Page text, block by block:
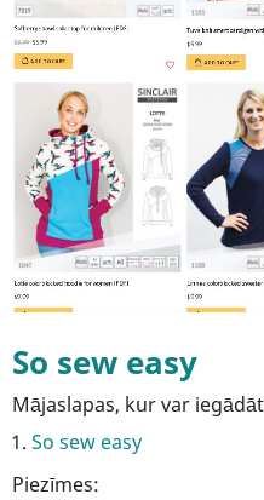
So sew easy
Mājaslapas, kur var
So sew easy
Piezīmes: